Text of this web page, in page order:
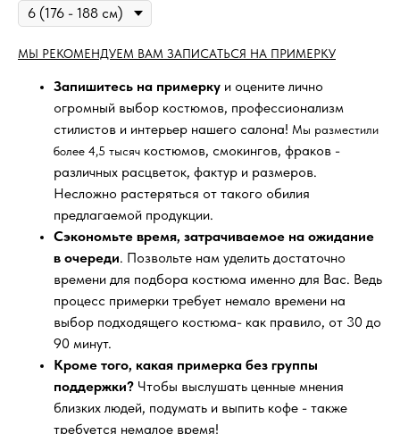
МЫ РЕКОМЕНДУЕМ ВАМ ЗАПИСАТЬСЯ НА ПРИМЕРКУ
Запишитесь на примерку и оцените лично
огромный выбор костюмов, профессионализм
стилистов и интерьер нашего салона! Мы разместили
более 4,5 тысяч костюмов, смокингов, фраков -
различных расцветок, фактур и размеров.
Несложно растеряться от такого обилия
предлагаемой продукции.
Сэкономьте время, затрачиваемое на ожидание
в очереди. Позвольте нам уделить достаточно
времени для подбора костюма именно для Вас. Ведь
процесс примерки требует немало времени на
выбор подходящего костюма- как правило, от 30 до
90 минут.
Кроме того, какая примерка без группы
поддержки? Чтобы выслушать ценные мнения
близких людей, подумать и выпить кофе - также
требуется немалое время!